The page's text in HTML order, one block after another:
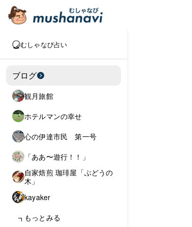
むしゃなび占い
ブログ
観月旅館
ホテルマンの幸せ
心の伊達市民 第一号
「ああ〜遊行！！」
自家焙煎 珈琲屋「ぶどうの
木」
kayaker
もっとみる